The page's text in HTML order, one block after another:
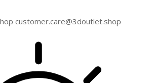
customer.care@3doutlet.shop